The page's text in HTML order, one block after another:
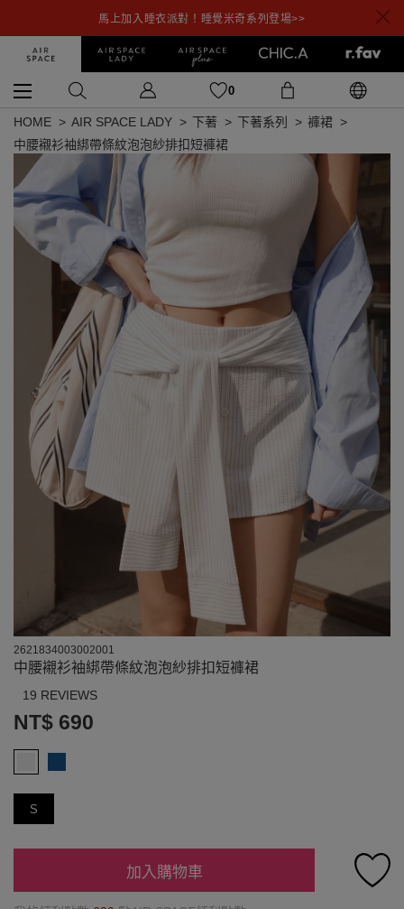
馬上加入睡衣派對！睡覺米奇系列登場>>
0
HOME AIR SPACE LADY 下著 下著系列
褲裙
中腰襯衫袖綁帶條紋泡泡紗排扣短褲裙
2621834003002001
中腰襯衫袖綁帶條紋泡泡紗排扣短褲裙
19 REVIEWS
NT$ 690
S
加入購物車